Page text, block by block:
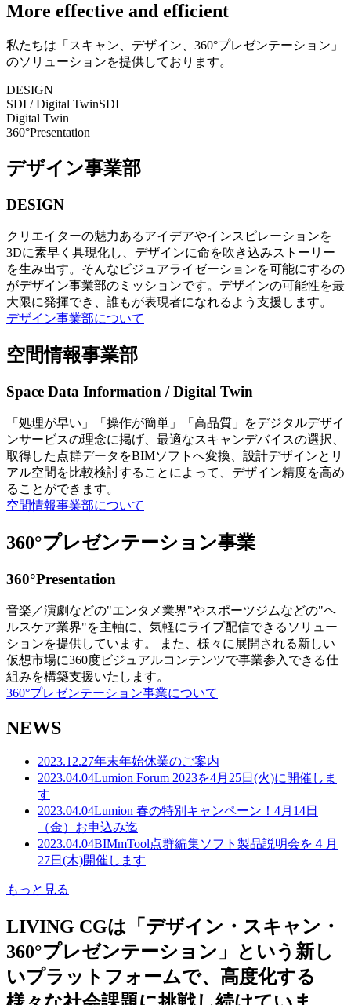
More effective and efficient
私たちは「スキャン、デザイン、360°プレゼンテーション」
のソリューションを提供しております。
DESIGN
SDI / Digital TwinSDI
Digital Twin
360°Presentation
デザイン事業部
DESIGN
クリエイターの魅力あるアイデアやインスピレーションを
3Dに素早く具現化し、デザインに命を吹き込みストーリー
を生み出す。そんなビジュアライゼーションを可能にするの
がデザイン事業部のミッションです。デザインの可能性を最
大限に発揮でき、誰もが表現者になれるよう支援します。
デザイン事業部について
空間情報事業部
Space Data Information / Digital Twin
「処理が早い」「操作が簡単」「高品質」をデジタルデザイ
ンサービスの理念に掲げ、最適なスキャンデバイスの選択、
取得した点群データをBIMソフトへ変換、設計デザインとリ
アル空間を比較検討することによって、デザイン精度を高め
ることができます。
空間情報事業部について
360°プレゼンテーション事業
360°Presentation
音楽／演劇などの"エンタメ業界"やスポーツジムなどの"ヘ
ルスケア業界"を主軸に、気軽にライブ配信できるソリュー
ションを提供しています。 また、様々に展開される新しい
仮想市場に360度ビジュアルコンテンツで事業参入できる仕
組みを構築支援いたします。
360°プレゼンテーション事業について
NEWS
2023.12.27年末年始休業のご案内
2023.04.04Lumion Forum 2023を4月25日(火)に開催しま
す
2023.04.04Lumion 春の特別キャンペーン！4月14日
（金）お申込み迄
2023.04.04BIMmTool点群編集ソフト製品説明会を４月
27日(木)開催します
もっと見る
LIVING CGは「デザイン・スキャン・
360°プレゼンテーション」という新し
いプラットフォームで、高度化する